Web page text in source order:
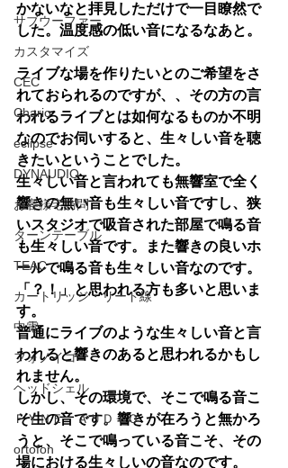
サブウーファー
カスタマイズ
CEC
Chario
eclipse
DYNAUDIO
お客様宅訪問
ターンテーブル
TEAC
カートリッジ・リード線
中電
フォノイコ
ヘッドシェル
ＦＹＮＥ ＡＵＤＩＯ
ortofon
かないなと拝見しただけで一目瞭然で
した。温度感の低い音になるなあと。
ライブな場を作りたいとのご希望をさ
れておられるのですが、、その方の言
われるライブとは如何なるものか不明
なのでお伺いすると、生々しい音を聴
きたいということでした。
生々しい音と言われても無響室で全く
響きの無い音も生々しい音ですし、狭
いスタジオで吸音された部屋で鳴る音
も生々しい音です。また響きの良いホ
ールで鳴る音も生々しい音なのです。
「？！」と思われる方も多いと思いま
す。
普通にライブのような生々しい音と言
われると響きのあると思われるかもし
れません。
しかし、その環境で、そこで鳴る音こ
そ生の音です。響きが在ろうと無かろ
うと、そこで鳴っている音こそ、その
場における生々しいの音なのです。